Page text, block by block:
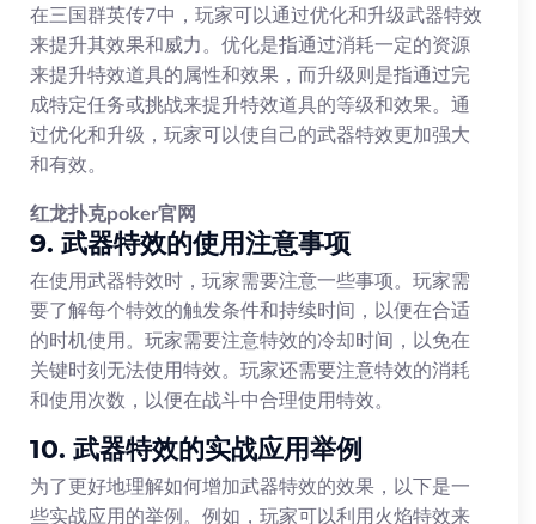
在三国群英传7中，玩家可以通过优化和升级武器特效
来提升其效果和威力。优化是指通过消耗一定的资源
来提升特效道具的属性和效果，而升级则是指通过完
成特定任务或挑战来提升特效道具的等级和效果。通
过优化和升级，玩家可以使自己的武器特效更加强大
和有效。
红龙扑克poker官网
9. 武器特效的使用注意事项
在使用武器特效时，玩家需要注意一些事项。玩家需
要了解每个特效的触发条件和持续时间，以便在合适
的时机使用。玩家需要注意特效的冷却时间，以免在
关键时刻无法使用特效。玩家还需要注意特效的消耗
和使用次数，以便在战斗中合理使用特效。
10. 武器特效的实战应用举例
为了更好地理解如何增加武器特效的效果，以下是一
些实战应用的举例。例如，玩家可以利用火焰特效来